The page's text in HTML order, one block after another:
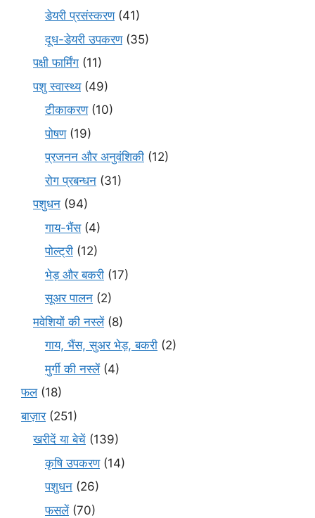
डेयरी प्रसंस्करण(41)
दूध-डेयरी उपकरण(35)
पक्षी फार्मिंग (11)
पशु स्वास्थ्य(49)
टीकाकरण(10)
पोषण(19)
प्रजनन और अनुवंशिकी (12)
रोग प्रबन्धन (31)
पशुधन (94)
गाय-भैंस(4)
पोल्ट्री (12)
भेड़ और बकरी (17)
सूअर पालन (2)
मवेशियों की नस्लें(8)
गाय, भैंस, सुअर भेड़, बकरी (2)
मुर्गी की नस्लें(4)
फल(18)
बाज़ार(251)
खरीदें या बेचें (139)
कृषि उपकरण(14)
पशुधन (26)
फसलें(70)